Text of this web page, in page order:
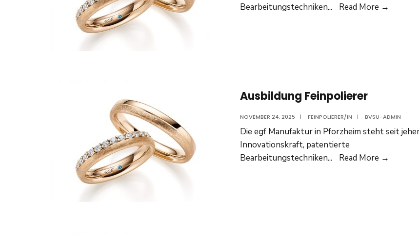
Bearbeitungstechniken... Read More →
Ausbildung Feinpolierer
NOVEMBER 24, 2025 | FEINPOLIERER/IN | BVSU-ADMIN
Die egf Manufaktur in Pforzheim steht seit
Innovationskraft, patentierte
Bearbeitungstechniken... Read More →